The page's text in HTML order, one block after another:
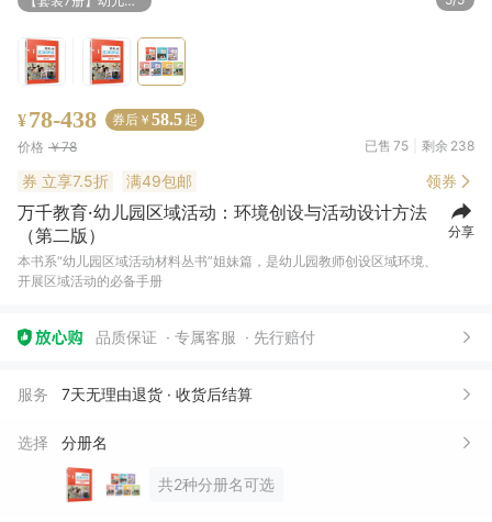
¥78-438 券后￥ 58.5 起
价格 ￥78 已售 75 剩余 238
券 立享7.5折 满49包邮 领券
万千教育·幼儿园区域活动：环境创设与活动设计方法
（第二版）
本书系“幼儿园区域活动材料丛书”姐妹篇，是幼儿园教师创设区域环境、
开展区域活动的必备手册
分享
品质保证 专属客服 先行赔付
服务 7天无理由退货 · 收货后结算
选择 分册名
共2种分册名可选